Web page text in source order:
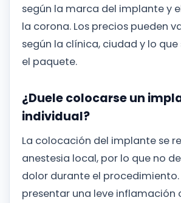
según la marca del implante y
la corona. Los precios pueden
según la clínica, ciudad y lo que
el paquete.
¿Duele colocarse un
individual?
La colocación del implante se
anestesia local, por lo que no
dolor durante el procedimiento.
presentar una leve inflamación